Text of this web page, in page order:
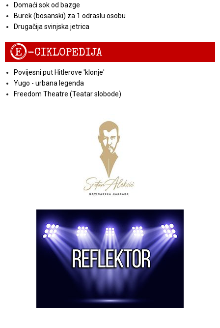
Domaći sok od bazge
Burek (bosanski) za 1 odraslu osobu
Drugačija svinjska jetrica
E-CIKLOPEDIJA
Povijesni put Hitlerove 'klonje'
Yugo - urbana legenda
Freedom Theatre (Teatar slobode)